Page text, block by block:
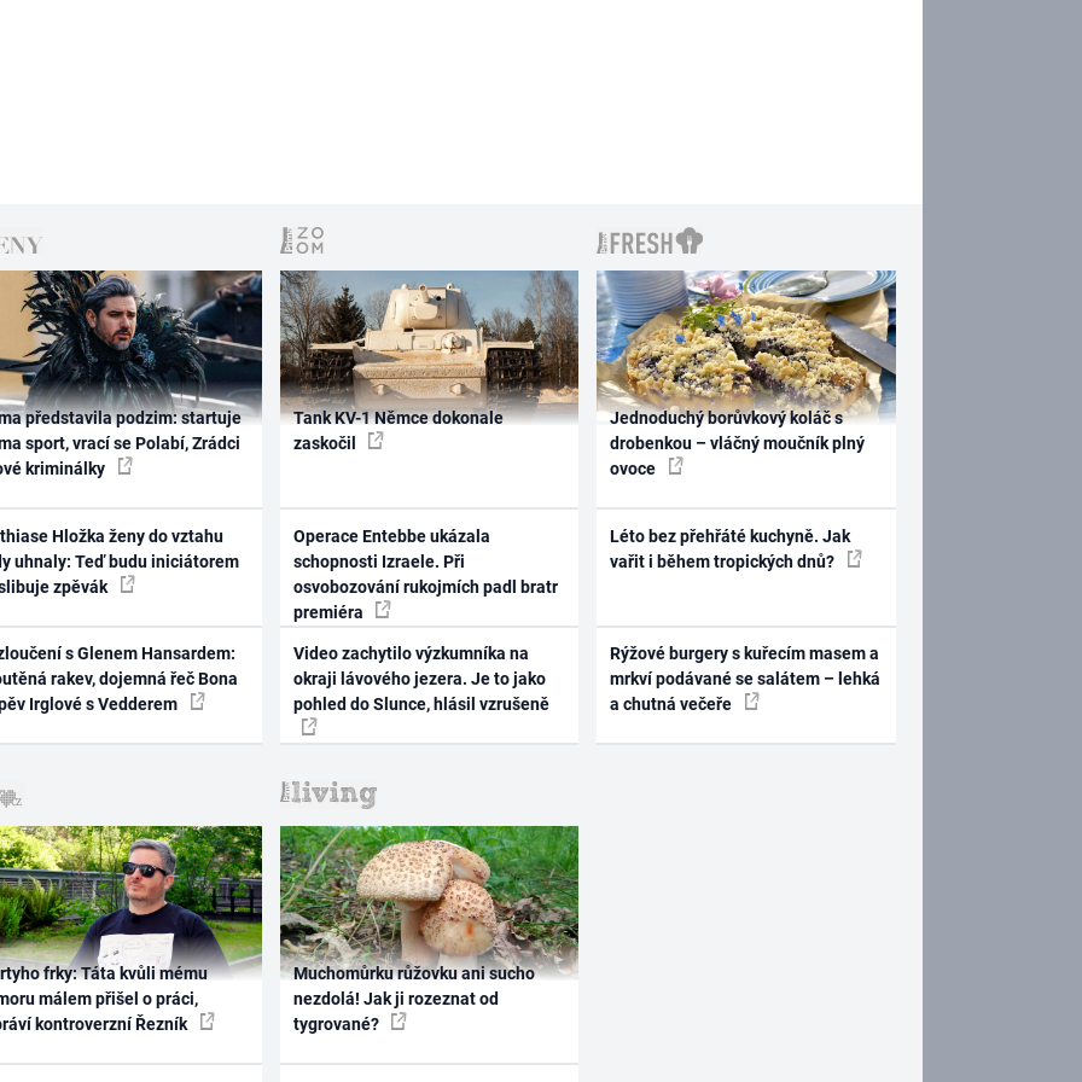
představila podzim: startuje
sport, vrací se Polabí, Zrádci
kriminálky
Hložka ženy do vztahu
uhnaly: Teď budu iniciátorem
zpěvák
s Glenem Hansardem:
rakev, dojemná řeč Bona
Irglové s Vedderem
Tank KV-1 Němce dokonale
zaskočil
Operace Entebbe ukázala
schopnosti Izraele. Při
osvobozování rukojmích padl bratr
premiéra
Video zachytilo výzkumníka na
okraji lávového jezera. Je to jako
pohled do Slunce, hlásil vzrušeně
Jednoduchý borůvkový koláč s
drobenkou – vláčný moučník plný
ovoce
Léto bez přehřáté kuchyně. Jak
vařit i během tropických dnů?
Rýžové burgery s kuřecím masem a
mrkví podávané se salátem – lehká
a chutná večeře
frky: Táta kvůli mému
málem přišel o práci,
kontroverzní Řezník
Muchomůrku růžovku ani sucho
nezdolá! Jak ji rozeznat od
tygrované?